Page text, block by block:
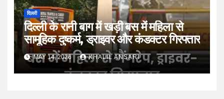
दिल्ली
दिल्ली के रानी बाग में खड़ी बस में महिला से
सामूहिक दुष्कर्म, ड्राइवर और कंडक्टर गिरफ्तार
MAY 14, 2026 KHALIL ANSARI